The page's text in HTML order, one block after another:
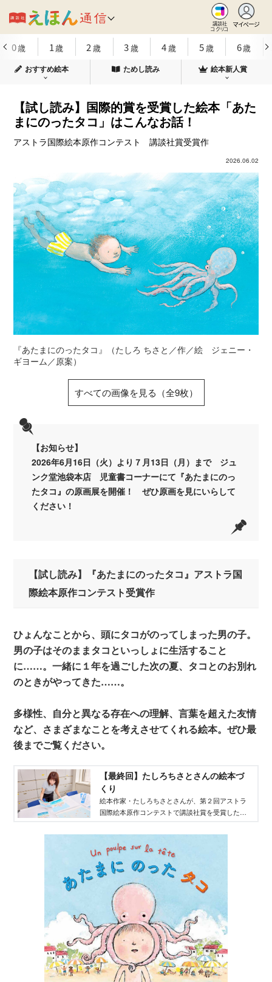
講談社
コクリコ
マイページ
0歳 1歳 2 歳 3歳 4歳 5歳 6歳
おすすめ絵本 ためし読み 絵本新人賞
【試し読み】国際的賞を受賞した絵本「あた
まにのったタコ」はこんなお話！
アストラ国際絵本原作コンテスト 講談社賞受賞作
2026.06.02
『あたまにのったタコ』（たしろ ちさと／作／絵 ジェニー・
ギヨーム／原案）
すべての画像を見る（全9枚）
【お知らせ】
2026年6月16日（火）より７月13日（月）まで ジュ
ンク堂池袋本店 児童書コーナーにて『あたまにのっ
たタコ』の原画展を開催！ ぜひ原画を見にいらして
ください！
【試し読み】『あたまにのったタコ』アストラ国
際絵本原作コンテスト受賞作
ひょんなことから、頭にタコがのってしまった男の子。
男の子はそのままタコといっしょに生活すること
に……。一緒に１年を過ごした次の夏、タコとのお別れ
のときがやってきた……。
多様性、自分と異なる存在への理解、言葉を超えた友情
など、さまざまなことを考えさせてくれる絵本。ぜひ最
後までご覧ください。
【最終回】たしろちさとさんの絵本づ
くり
絵本作家・たしろちさとさんが、第２回アストラ
国際絵本原作コンテストで講談社賞を受賞した作
／原案）を絵本化する過程をレポートする連載５
回目。
原画が完成し、印刷所へ入稿！ その色校正のよ
うすをレポートします。 絵本作家をめざす方、
絵本が好きな方は必見です。